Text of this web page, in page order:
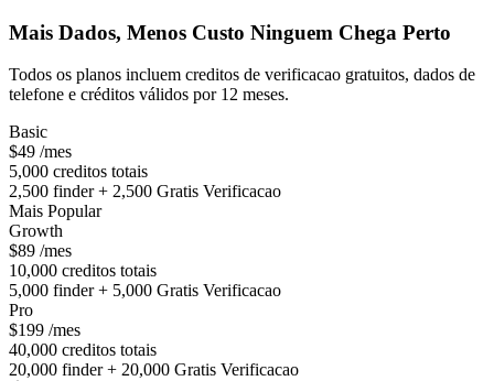
Mais Dados, Menos Custo Ninguem Chega Perto
Todos os planos incluem creditos de verificacao gratuitos, dados de
telefone e créditos válidos por 12 meses.
Basic
$49 /mes
5,000 creditos totais
2,500 finder + 2,500 Gratis Verificacao
Mais Popular
Growth
$89 /mes
10,000 creditos totais
5,000 finder + 5,000 Gratis Verificacao
Pro
$199 /mes
40,000 creditos totais
20,000 finder + 20,000 Gratis Verificacao